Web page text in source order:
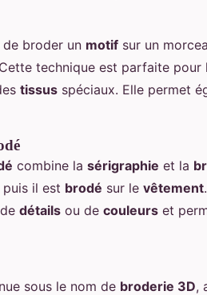
broder un motif sur un
technique est parfaite pour
tissus spéciaux. Elle permet
combine la sérigraphie et la
puis il est brodé sur le vêtement
détails ou de couleurs et
sous le nom de broderie 3D,